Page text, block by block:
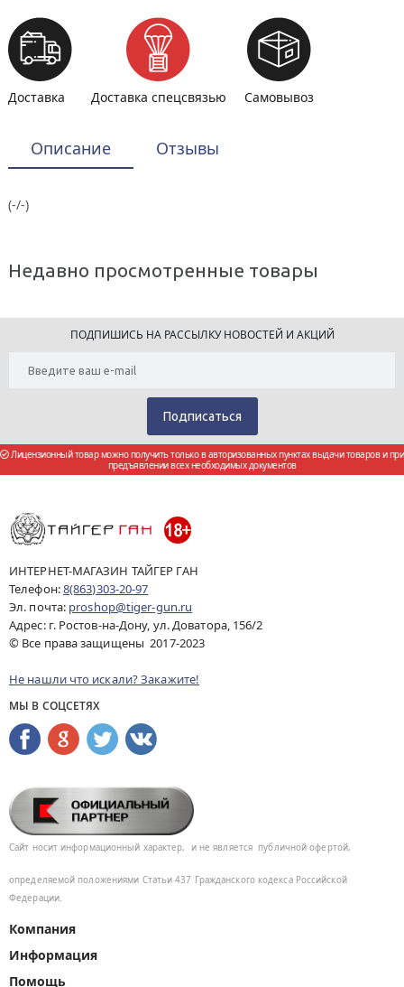
Доставка Доставка спецсвязью Самовывоз
Описание Отзывы
(-/-)
Недавно просмотренные товары
ПОДПИШИСЬ НА РАССЫЛКУ НОВОСТЕЙ И АКЦИЙ
Лицензионный товар можно получить только в авторизованных пунктах выдачи товаров и при
предъявлении всех необходимых документов
ИНТЕРНЕТ-МАГАЗИН ТАЙГЕР ГАН
Телефон:8(863)303-20-97
Эл. почта: proshop@tiger-gun.ru
Адрес: г. Ростов-на-Дону, ул. Доватора, 156/2
© Все права защищены 2017-2023
Не нашли что искали? Закажите!
МЫ В СОЦСЕТЯХ
Сайт носит информационный характер, и не является публичной офертой,
определяемой положениями Статьи 437 Гражданского кодекса Российской
Федерации.
Компания
Информация
Помощь